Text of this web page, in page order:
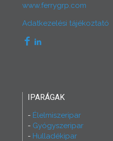
www.ferrygrp.com
Adatkezelési tájékoztató
IPARÁGAK
Élelmiszeripar
Gyógyszeripar
Hulladékipar